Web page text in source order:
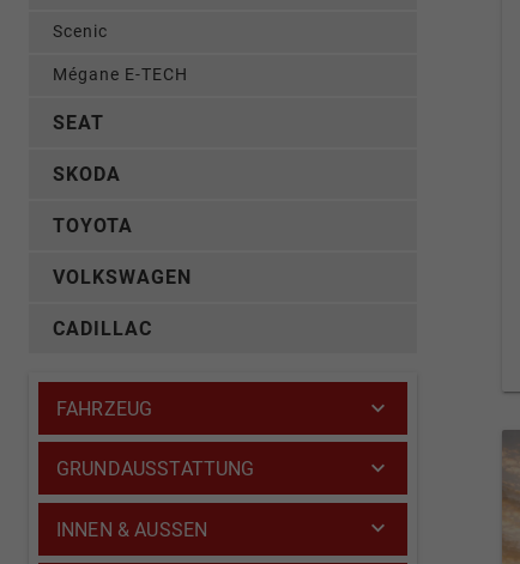
Scenic
Mégane E-TECH
SEAT
SKODA
TOYOTA
VOLKSWAGEN
CADILLAC
FAHRZEUG
GRUNDAUSSTATTUNG
INNEN & AUSSEN